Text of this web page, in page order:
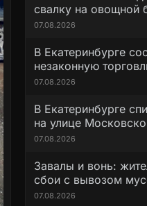
свалку на овощной
07.08.2026
В Екатеринбурге
незаконную
07.08.2026
В Екатеринбурге
на улице
07.08.2026
Завалы и вонь:
сбои с вывозом
07.08.2026